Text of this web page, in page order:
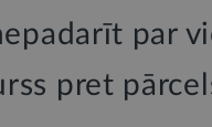
par
pret